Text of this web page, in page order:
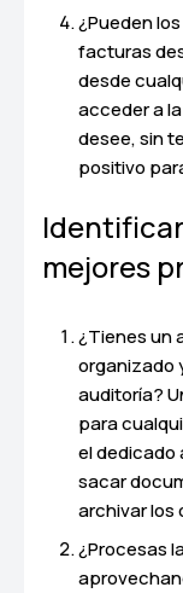
¿Pueden
facturas
desde
acceder a
desee, sin
positivo
mejores
¿Tienes un
organizado
auditoría?
para
el dedicado
sacar
archivar los
¿Procesas